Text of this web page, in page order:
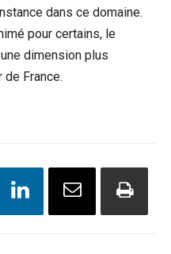
dans ce domaine.
pour certains, le
dimension plus
France.